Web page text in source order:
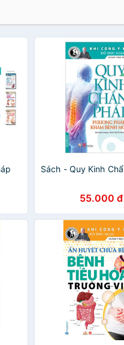
Sách - Quy Kinh
55.000 đ